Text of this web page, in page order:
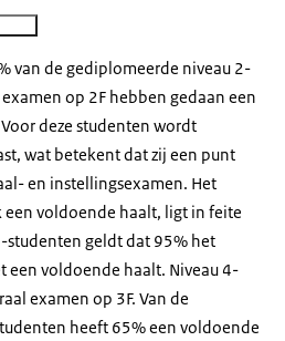
van de gediplomeerde niveau 2-
op 2F hebben gedaan een
deze studenten wordt
wat betekent dat zij een punt
en instellingsexamen. Het
voldoende haalt, ligt in feite
studenten geldt dat 95% het
een voldoende haalt. Niveau 4-
examen op 3F. Van de
heeft 65% een voldoende